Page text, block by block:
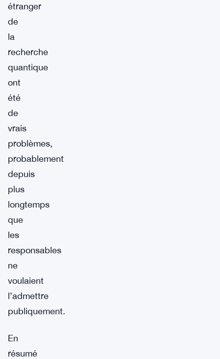
étranger
de
la
recherche
quantique
ont
été
de
vrais
problèmes,
probablement
depuis
plus
longtemps
que
les
responsables
ne
voulaient
l’admettre
publiquement.
En
résumé